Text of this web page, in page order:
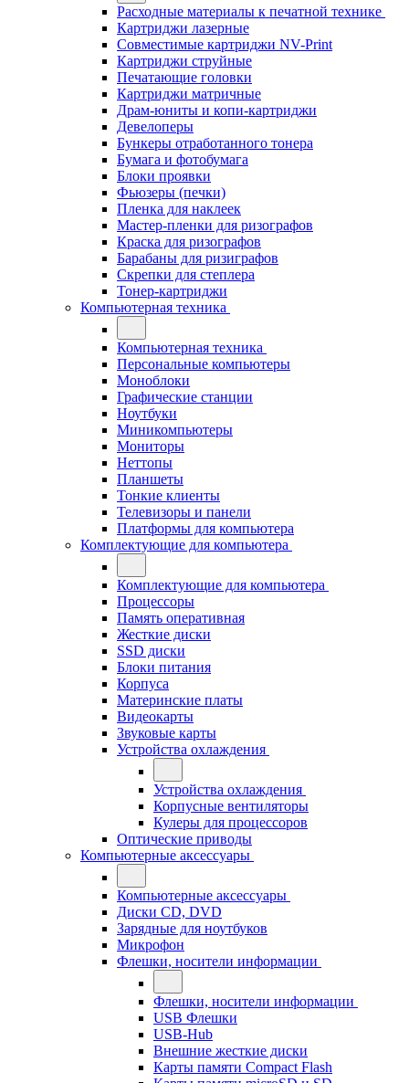
Расходные материалы к печатной технике
Картриджи лазерные
Совместимые картриджи NV-Print
Картриджи струйные
Печатающие головки
Картриджи матричные
Драм-юниты и копи-картриджи
Девелоперы
Бункеры отработанного тонера
Бумага и фотобумага
Блоки проявки
Фьюзеры (печки)
Пленка для наклеек
Мастер-пленки для ризографов
Краска для ризографов
Барабаны для ризиграфов
Скрепки для степлера
Тонер-картриджи
Компьютерная техника
Компьютерная техника
Персональные компьютеры
Моноблоки
Графические станции
Ноутбуки
Миникомпьютеры
Мониторы
Неттопы
Планшеты
Тонкие клиенты
Телевизоры и панели
Платформы для компьютера
Комплектующие для компьютера
Комплектующие для компьютера
Процессоры
Память оперативная
Жесткие диски
SSD диски
Блоки питания
Корпуса
Материнские платы
Видеокарты
Звуковые карты
Устройства охлаждения
Устройства охлаждения
Корпусные вентиляторы
Кулеры для процессоров
Оптические приводы
Компьютерные аксессуары
Компьютерные аксессуары
Диски CD, DVD
Зарядные для ноутбуков
Микрофон
Флешки, носители информации
Флешки, носители информации
USB Флешки
USB-Hub
Внешние жесткие диски
Карты памяти Compact Flash